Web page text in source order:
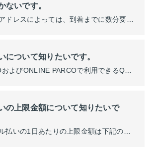
ないです。
について知りたいです。
の上限金額について知りたいで